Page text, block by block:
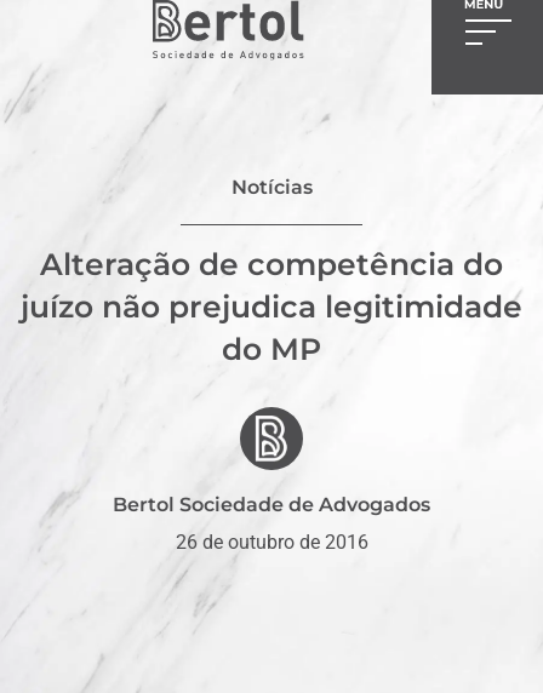
Notícias
Alteração de competência do
juízo não prejudica legitimidade
do MP
Bertol Sociedade de Advogados
26 de outubro de 2016